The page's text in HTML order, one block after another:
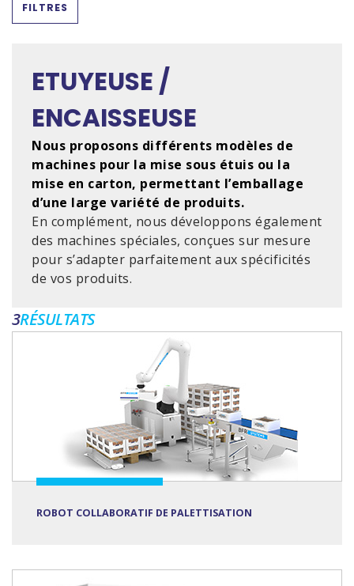
FILTRES
ETUYEUSE /
ENCAISSEUSE
Nous proposons différents modèles de
machines pour la mise sous étuis ou la
mise en carton, permettant l’emballage
d’une large variété de produits.
En complément, nous développons également
des machines spéciales, conçues sur mesure
pour s’adapter parfaitement aux spécificités
de vos produits.
3RÉSULTATS
ROBOT COLLABORATIF DE PALETTISATION